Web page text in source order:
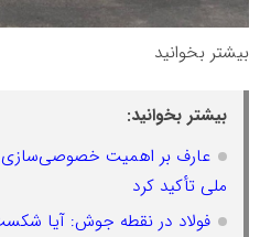
بیشتر بخوانید
بیشتر بخوانید:
عارف بر اهمیت خصوصی‌سازی
ملی تأکید کرد
فولاد در نقطه جوش: آیا